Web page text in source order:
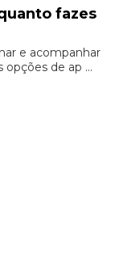
fazes
e acompanhar
de ap ...